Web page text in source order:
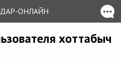
ОНЛАЙН
хоттабыч